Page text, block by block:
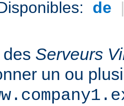
de
Serveurs
un ou